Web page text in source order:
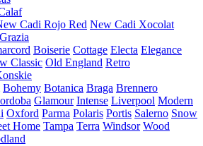
Cadi Rojo Red New Cadi Xocolat
Boiserie Cottage Electa Elegance
Classic Old England Retro
Bohemy Botanica Braga Brennero
Glamour Intense Liverpool Modern
Oxford Parma Polaris Portis Salerno Snow
Home Tampa Terra Windsor Wood